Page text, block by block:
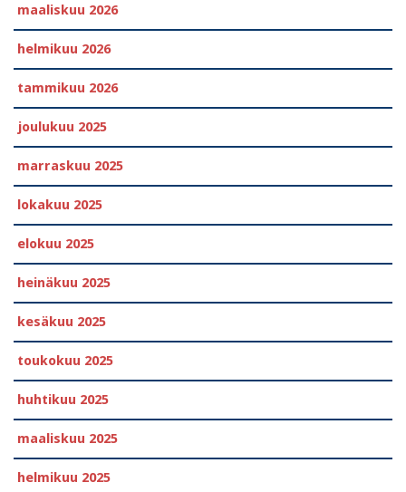
maaliskuu 2026
helmikuu 2026
tammikuu 2026
joulukuu 2025
marraskuu 2025
lokakuu 2025
elokuu 2025
heinäkuu 2025
kesäkuu 2025
toukokuu 2025
huhtikuu 2025
maaliskuu 2025
helmikuu 2025